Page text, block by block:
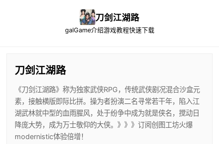
刀剑江湖路
galGame介绍游戏教程快速下载
刀剑江湖路
《刀剑江湖路》称为独家武侠RPG，传统武侠剧况混合沙盒元
素，接触横版即际比拼。操为者扮演二名寻常若干年，陷入江
湖武林就中型的血雨腥风，处于纷争中成为就是侠名，搅动日
降庞大势，成为万士敬仰的大侠。》》》订阅创图工坊火爆
modernistic体验倍增！